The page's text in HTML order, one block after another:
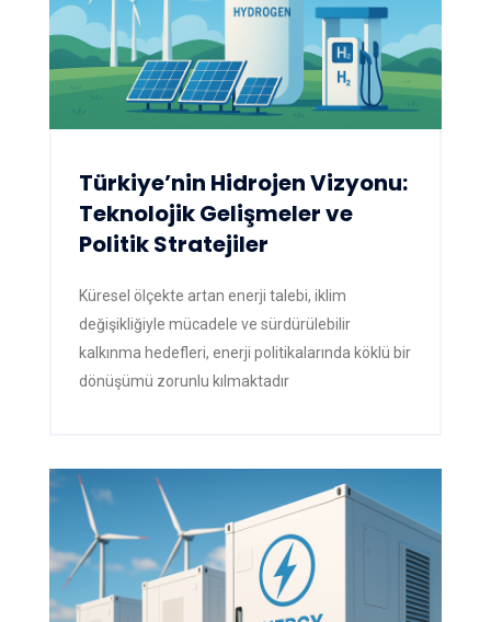
Türkiye’nin Hidrojen Vizyonu:
Teknolojik Gelişmeler ve
Politik Stratejiler
Küresel ölçekte artan enerji talebi, iklim
değişikliğiyle mücadele ve sürdürülebilir
kalkınma hedefleri, enerji politikalarında köklü bir
dönüşümü zorunlu kılmaktadır